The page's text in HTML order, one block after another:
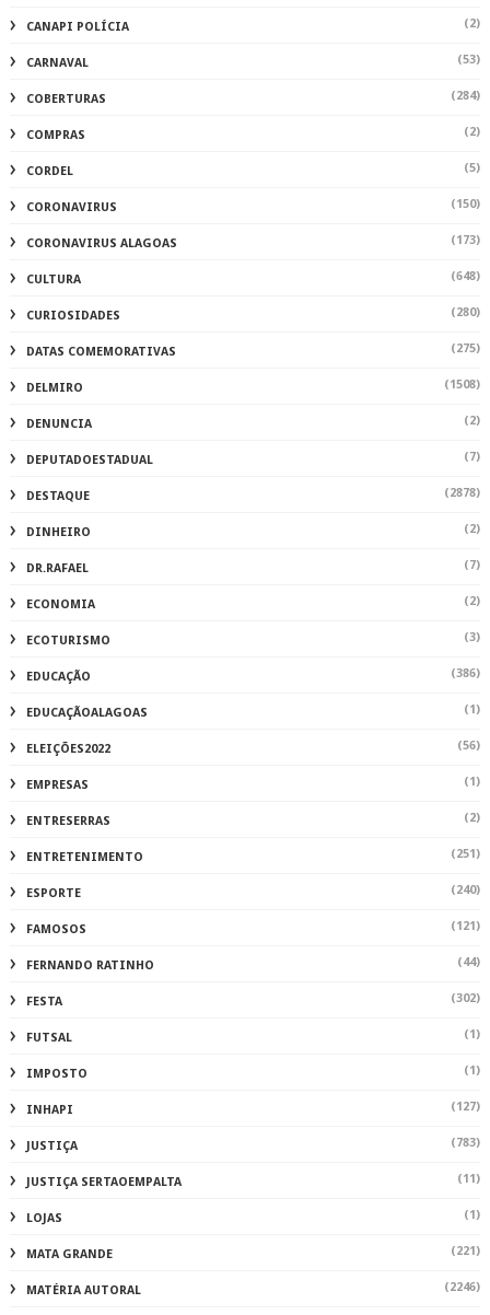
CANAPI POLÍCIA (2)
CARNAVAL (53)
COBERTURAS (284)
COMPRAS (2)
CORDEL (5)
CORONAVIRUS (150)
CORONAVIRUS ALAGOAS (173)
CULTURA (648)
CURIOSIDADES (280)
DATAS COMEMORATIVAS (275)
DELMIRO (1508)
DENUNCIA (2)
DEPUTADOESTADUAL (7)
DESTAQUE (2878)
DINHEIRO (2)
DR.RAFAEL (7)
ECONOMIA (2)
ECOTURISMO (3)
EDUCAÇÃO (386)
EDUCAÇÃOALAGOAS (1)
ELEIÇÕES2022 (56)
EMPRESAS (1)
ENTRESERRAS (2)
ENTRETENIMENTO (251)
ESPORTE (240)
FAMOSOS (121)
FERNANDO RATINHO (44)
FESTA (302)
FUTSAL (1)
IMPOSTO (1)
INHAPI (127)
JUSTIÇA (783)
JUSTIÇA SERTAOEMPALTA (11)
LOJAS (1)
MATA GRANDE (221)
MATÉRIA AUTORAL (2246)